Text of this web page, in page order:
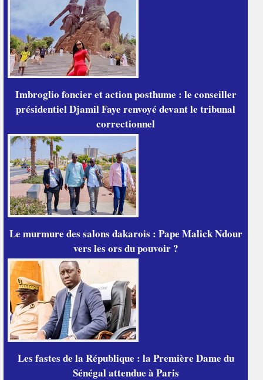
Imbroglio foncier et action posthume : le conseiller
présidentiel Djamil Faye renvoyé devant le tribunal
correctionnel
Le murmure des salons dakarois : Pape Malick Ndour
vers les ors du pouvoir ?
Les fastes de la République : la Première Dame du
Sénégal attendue à Paris